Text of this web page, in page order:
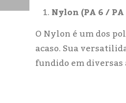
Nylon (PA 6 /
O Nylon é um dos
acaso. Sua
fundido em diversas